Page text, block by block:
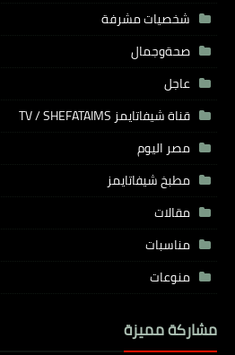
شخصيات مشرفة
صحةوجمال
عاجل
قناة شيفاتايمز TV / SHEFATAIMS
مصر اليوم
مطبخ شيفاتايمز
مقالات
مناسبات
منوعات
مشاركة مميزة